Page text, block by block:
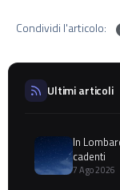
Condividi l'articolo:
Ultimi articoli
In
cadenti
7 Ago 2026